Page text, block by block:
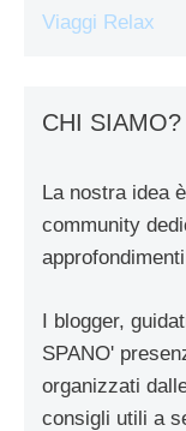
Viaggi Relax
CHI SIAMO?
La nostra idea
community
I blogger,
SPANO'
organizzati
consigli utili a